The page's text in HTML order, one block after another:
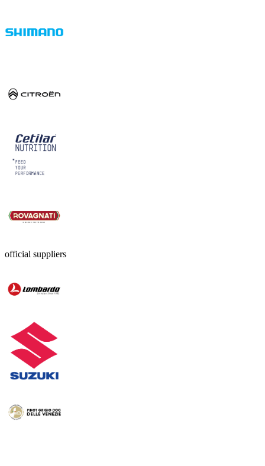
official suppliers